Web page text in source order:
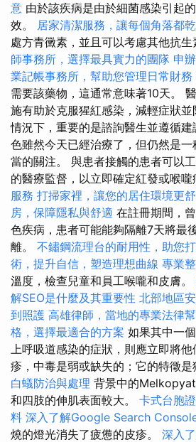
意 由於該疾病是由於細菌感染引起
效。 居家清潔服務，讓每個角落都
處方青黴素，並且可以考慮其他抗生
師事務所，選擇最具實力的團隊 申
業記帳事務所，幫助您管理日常財務
需要該藥物，這通常意味著10天。
施有助於克服猩紅感染，減輕症狀
情況下，重要的是諮詢醫生並遵循
色雖然今天已經治療了，但仍然是
當的關注。 與患者接觸的患者可以
的醫療監督，以立即確定紅發或喉嚨
服務 打掃家裡，讓您的居住環境更
房，保障隱私與舒適 在註冊期間，
色疾病，患者可能能夠隔離7天將最
離。 不鏽鋼流理台的耐用性，助您
術，提升自信，塑造理想曲線 專業
溫度，檢查兒童和員工喉嚨和皮膚。
解SEO是什麼及其重要性 北部地區
到照護 高雄律師，當地的專業法律
格，選擇最適合的方案 如果其中一
上呼吸道感染的症狀，則應立即將
疹，中毒是弱或缺失的；它的特徵是
白蟻防治與處理 背景中的
和四肢的伸肌表面較大。 卡式台胞
料 深入了解Google Search
燒的燈光消失了疲憊的皮疹。 深入